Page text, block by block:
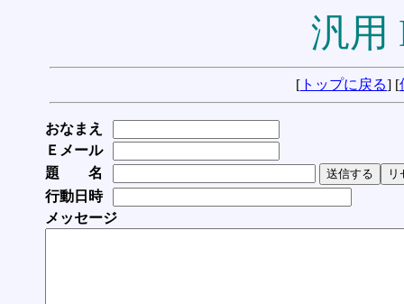
汎用
[ トップに戻る] [
おなまえ
Ｅメール
題 名
行動日時
メッセージ